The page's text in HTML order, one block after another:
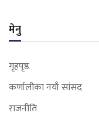
मेनु
गृहपृष्ठ
कर्णालीका नयाँ सांसद
राजनीति